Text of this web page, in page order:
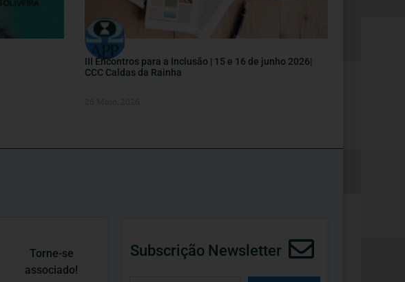
III Encontros para a Inclusão | 15 e 16 de junho 2026|
CCC Caldas da Rainha
Torne-se
associado!
Subscrição Newsletter